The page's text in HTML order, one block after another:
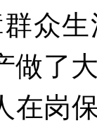
众
做了
在岗